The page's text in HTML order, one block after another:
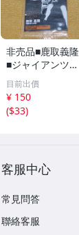
非売品■鹿取義隆
■ジャイアンツOB
カード■2013 読
売巨人軍 球団配
布プレゼント・新
品未開封■読売ジ
目前出價
¥ 150
($33)
客服中心
常見問答
聯絡客服